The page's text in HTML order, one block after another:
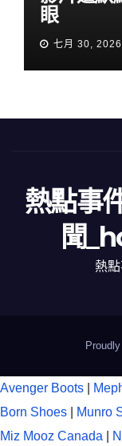
眼
七月 30, 2026
熱點事
聞
熱
Avenger Boots
Born Shoes
Munro
Miz Mooz Canada